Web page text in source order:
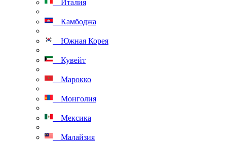
Италия
Камбоджа
Южная Корея
Кувейт
Марокко
Монголия
Мексика
Малайзия